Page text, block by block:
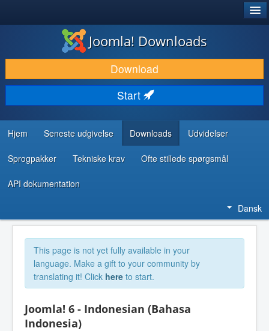
DOWNLOAD & UDVID
OPDAG & LÆR
FÆLLESSKABET & SUPPORT
UDVIKLERRESSOURCER
Joomla! Downloads
Download
Start
Hjem Seneste udgivelse Downloads Udvidelser
Sprogpakker Tekniske krav Ofte stillede spørgsmål
API dokumentation
Dansk
This page is not yet fully available in your
language. Make a gift to your community by
translating it! Click here to start.
Joomla! 6 - Indonesian (Bahasa
Indonesia)